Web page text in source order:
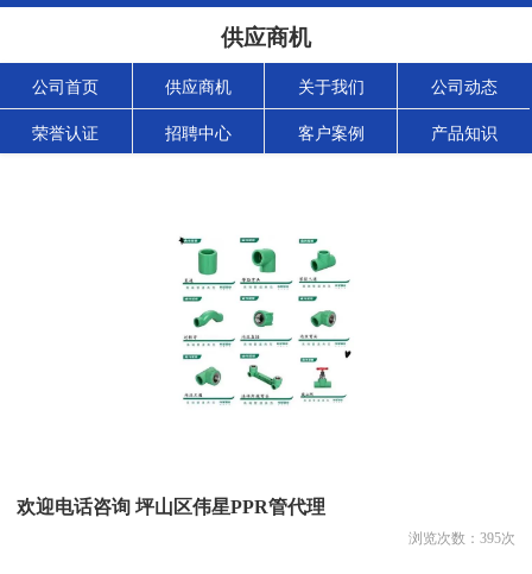
供应商机
公司首页 供应商机 关于我们 公司动态
荣誉认证 招聘中心 客户案例 产品知识
欢迎电话咨询 坪山区伟星PPR管代理
浏览次数： 395次